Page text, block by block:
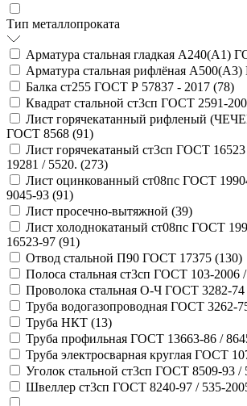
Тип металлопроката
Арматура стальная гладкая А240(А1)
Арматура стальная рифлёная
Балка ст255 ГОСТ Р 57837 - 2017 (78)
Квадрат стальной ст3сп ГОСТ 2591-
Лист горячекатанный рифленый
ГОСТ 8568 (91)
Лист горячекатаный ст3сп ГОСТ
19281 / 5520. (273)
Лист оцинкованный ст08пс ГОСТ
9045-93 (91)
Лист просечно-вытяжной (39)
Лист холоднокатаный ст08пс ГОСТ
16523-97 (91)
Отвод стальной П90 ГОСТ 17375 (130)
Полоса стальная ст3сп ГОСТ 103-2006
Проволока стальная О-Ч ГОСТ 3282-74
Труба водогазопроводная ГОСТ 3262-
Труба НКТ (13)
Труба профильная ГОСТ 13663-86 /
Труба электросварная круглая ГОСТ
Уголок стальной ст3сп ГОСТ 8509-93 /
Швеллер ст3сп ГОСТ 8240-97 / 535-